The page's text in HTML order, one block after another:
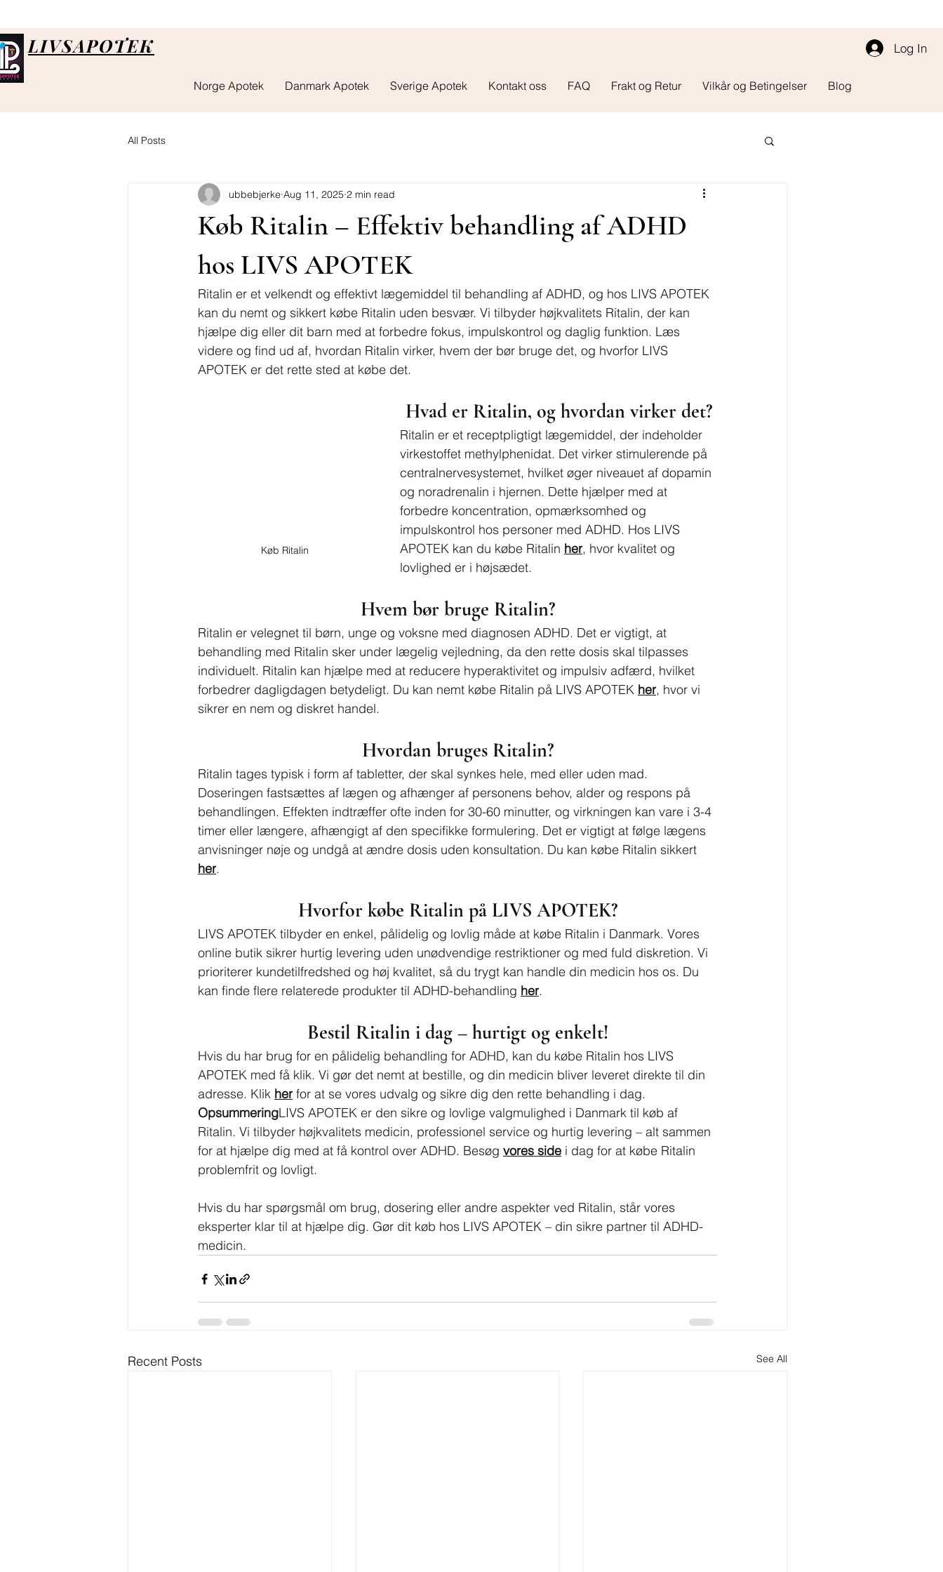
LIVSAPOTEK Log In
Norge Apotek Danmark Apotek Sverige Apotek Kontakt oss FAQ Frakt og Retur Vilkår og Betingelser Blog
All Posts
Køb Ritalin – Effektiv behandling af ADHD
hos LIVS APOTEK
ubbebjerke Aug 11, 2025 2 min read
Ritalin er et velkendt og effektivt lægemiddel til behandling af ADHD, og hos LIVS APOTEK
kan du nemt og sikkert købe Ritalin uden besvær. Vi tilbyder højkvalitets Ritalin, der kan
hjælpe dig eller dit barn med at forbedre fokus, impulskontrol og daglig funktion. Læs
videre og find ud af, hvordan Ritalin virker, hvem der bør bruge det, og hvorfor LIVS
APOTEK er det rette sted at købe det.
Køb Ritalin
Hvad er Ritalin, og hvordan virker det?
Ritalin er et receptpligtigt lægemiddel, der indeholder
virkestoffet methylphenidat. Det virker stimulerende på
centralnervesystemet, hvilket øger niveauet af dopamin
og noradrenalin i hjernen. Dette hjælper med at
forbedre koncentration, opmærksomhed og
impulskontrol hos personer med ADHD. Hos LIVS
APOTEK kan du købe Ritalin her, hvor kvalitet og
lovlighed er i højsædet.
Hvem bør bruge Ritalin?
Ritalin er velegnet til børn, unge og voksne med diagnosen ADHD. Det er vigtigt, at
behandling med Ritalin sker under lægelig vejledning, da den rette dosis skal tilpasses
individuelt. Ritalin kan hjælpe med at reducere hyperaktivitet og impulsiv adfærd, hvilket
forbedrer dagligdagen betydeligt. Du kan nemt købe Ritalin på LIVS APOTEK her, hvor vi
sikrer en nem og diskret handel.
Hvordan bruges Ritalin?
Ritalin tages typisk i form af tabletter, der skal synkes hele, med eller uden mad.
Doseringen fastsættes af lægen og afhænger af personens behov, alder og respons på
behandlingen. Effekten indtræffer ofte inden for 30-60 minutter, og virkningen kan vare i 3-4
timer eller længere, afhængigt af den specifikke formulering. Det er vigtigt at følge lægens
anvisninger nøje og undgå at ændre dosis uden konsultation. Du kan købe Ritalin sikkert
her.
Hvorfor købe Ritalin på LIVS APOTEK?
LIVS APOTEK tilbyder en enkel, pålidelig og lovlig måde at købe Ritalin i Danmark. Vores
online butik sikrer hurtig levering uden unødvendige restriktioner og med fuld diskretion. Vi
prioriterer kundetilfredshed og høj kvalitet, så du trygt kan handle din medicin hos os. Du
kan finde flere relaterede produkter til ADHD-behandling her.
Bestil Ritalin i dag – hurtigt og enkelt!
Hvis du har brug for en pålidelig behandling for ADHD, kan du købe Ritalin hos LIVS
APOTEK med få klik. Vi gør det nemt at bestille, og din medicin bliver leveret direkte til din
adresse. Klik her for at se vores udvalg og sikre dig den rette behandling i dag.
OpsummeringLIVS APOTEK er den sikre og lovlige valgmulighed i Danmark til køb af
Ritalin. Vi tilbyder højkvalitets medicin, professionel service og hurtig levering – alt sammen
for at hjælpe dig med at få kontrol over ADHD. Besøg vores side i dag for at købe Ritalin
problemfrit og lovligt.
Hvis du har spørgsmål om brug, dosering eller andre aspekter ved Ritalin, står vores
eksperter klar til at hjælpe dig. Gør dit køb hos LIVS APOTEK – din sikre partner til ADHD-
medicin.
Recent Posts See All